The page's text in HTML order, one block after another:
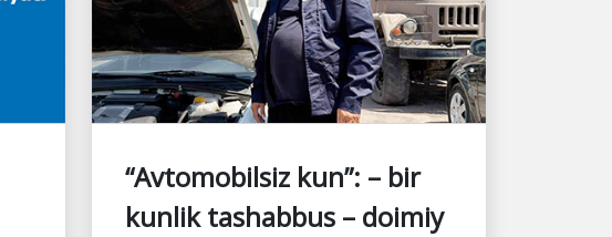
“Avtomobilsiz kun”: – bir
kunlik tashabbus – doimiy